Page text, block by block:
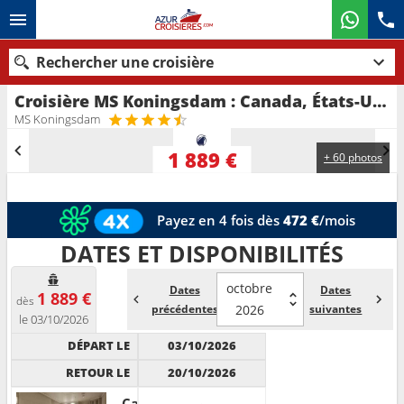
Croisière MS Koningsdam : Canada, États-Unis au départ de Vancouver
MS Koningsdam
+ 60 photos
1 889 €
Payez en 4 fois dès 472 €/mois
DATES ET DISPONIBILITÉS
dès 1 889 €
le 03/10/2026
Dates
précédentes
octobre
2026
Dates
suivantes
DÉPART LE
RETOUR LE
03/10/2026
20/10/2026
Rechercher une croisière
Nos destinations
Rechercher